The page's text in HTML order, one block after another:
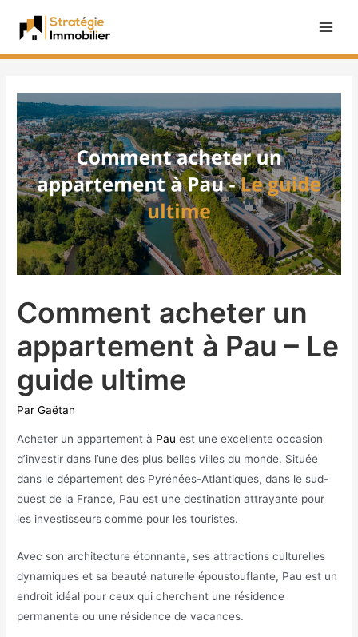
Comment acheter un
appartement à Pau – Le
guide ultime
ParGaëtan
Acheter un appartement à Pau est une excellente occasion
d’investir dans l’une des plus belles villes du monde. Située
dans le département des Pyrénées-Atlantiques, dans le sud-
ouest de la France, Pau est une destination attrayante pour
les investisseurs comme pour les touristes.
Avec son architecture étonnante, ses attractions culturelles
dynamiques et sa beauté naturelle époustouflante, Pau est un
endroit idéal pour ceux qui cherchent une résidence
permanente ou une résidence de vacances.